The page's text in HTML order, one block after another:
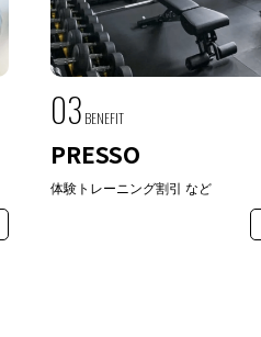
03 BENEFIT
PRESSO
体験トレーニング割引 など